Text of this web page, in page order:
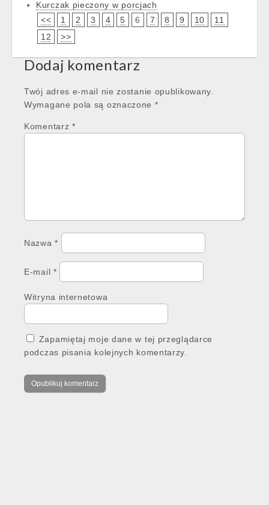
Kurczak pieczony w porcjach
<<
1 2 3 4 5 6 7 8 9 10
11
12
>>
Dodaj komentarz
Twój adres e-mail nie zostanie opublikowany.
Wymagane pola są oznaczone *
Komentarz *
Nazwa*
E-mail *
Witryna internetowa
Zapamiętaj moje dane w tej przeglądarce
podczas pisania kolejnych komentarzy.